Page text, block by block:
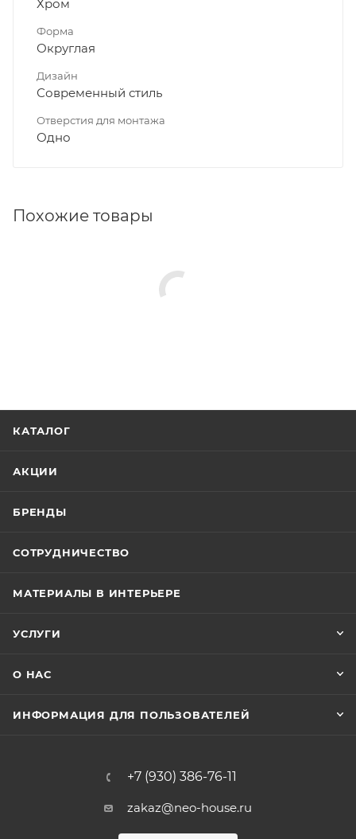
Хром
Форма
Округлая
Дизайн
Современный стиль
Отверстия для монтажа
Одно
Похожие товары
КАТАЛОГ
АКЦИИ
БРЕНДЫ
СОТРУДНИЧЕСТВО
МАТЕРИАЛЫ В ИНТЕРЬЕРЕ
УСЛУГИ
О НАС
ИНФОРМАЦИЯ ДЛЯ ПОЛЬЗОВАТЕЛЕЙ
+7 (930) 386-76-11
zakaz@neo-house.ru